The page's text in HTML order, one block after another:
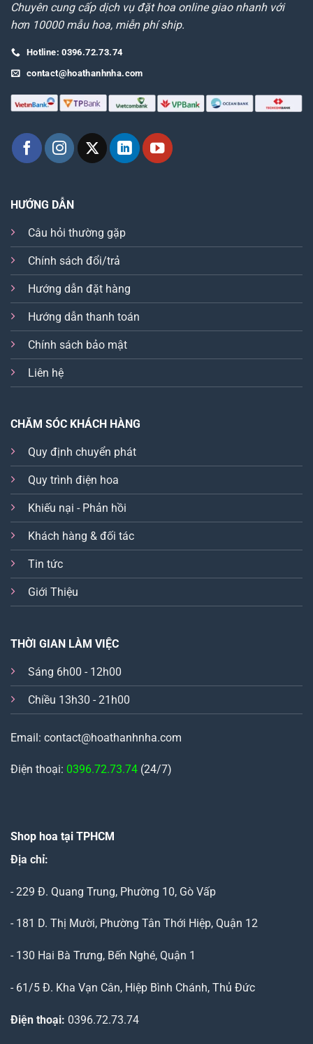
Chuyên cung cấp dịch vụ đặt hoa online giao nhanh với
hơn 10000 mẫu hoa, miễn phí ship.
Hotline: 0396.72.73.74
contact@hoathanhnha.com
HƯỚNG DẪN
Câu hỏi thường gặp
Chính sách đổi/trả
Hướng dẫn đặt hàng
Hướng dẫn thanh toán
Chính sách bảo mật
Liên hệ
CHĂM SÓC KHÁCH HÀNG
Quy định chuyển phát
Quy trình điện hoa
Khiếu nại - Phản hồi
Khách hàng & đối tác
Tin tức
Giới Thiệu
THỜI GIAN LÀM VIỆC
Sáng 6h00 - 12h00
Chiều 13h30 - 21h00
Email: contact@hoathanhnha.com
Điện thoại: 0396.72.73.74 (24/7)
Shop hoa tại TPHCM
Địa chỉ:
- 229 Đ. Quang Trung, Phường 10, Gò Vấp
- 181 D. Thị Mười, Phường Tân Thới Hiệp, Quận 12
- 130 Hai Bà Trưng, Bến Nghé, Quận 1
- 61/5 Đ. Kha Vạn Cân, Hiệp Bình Chánh, Thủ Đức
Điện thoại: 0396.72.73.74